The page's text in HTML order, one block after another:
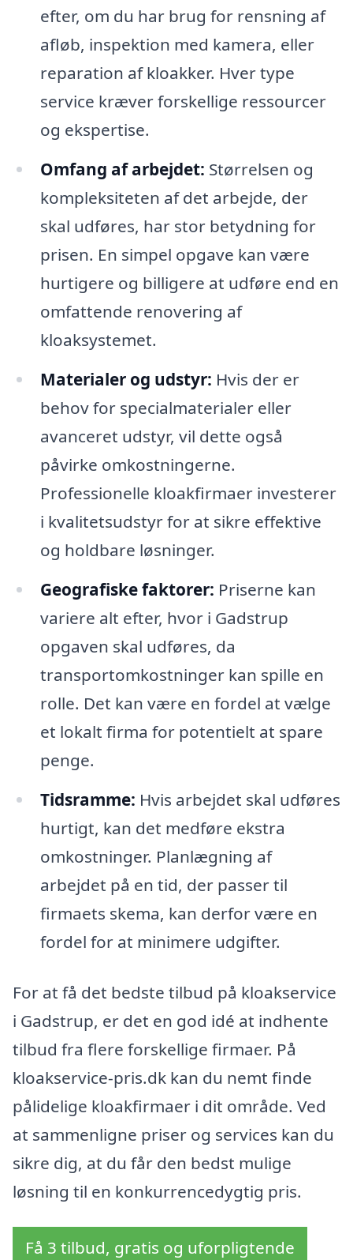
efter, om du har brug for rensning af
afløb, inspektion med kamera, eller
reparation af kloakker. Hver type
service kræver forskellige ressourcer
og ekspertise.
Omfang af arbejdet: Størrelsen og
kompleksiteten af det arbejde, der
skal udføres, har stor betydning for
prisen. En simpel opgave kan være
hurtigere og billigere at udføre end en
omfattende renovering af
kloaksystemet.
Materialer og udstyr: Hvis der er
behov for specialmaterialer eller
avanceret udstyr, vil dette også
påvirke omkostningerne.
Professionelle kloakfirmaer investerer
i kvalitetsudstyr for at sikre effektive
og holdbare løsninger.
Geografiske faktorer: Priserne kan
variere alt efter, hvor i Gadstrup
opgaven skal udføres, da
transportomkostninger kan spille en
rolle. Det kan være en fordel at vælge
et lokalt firma for potentielt at spare
penge.
Tidsramme: Hvis arbejdet skal udføres
hurtigt, kan det medføre ekstra
omkostninger. Planlægning af
arbejdet på en tid, der passer til
firmaets skema, kan derfor være en
fordel for at minimere udgifter.
For at få det bedste tilbud på kloakservice
i Gadstrup, er det en god idé at indhente
tilbud fra flere forskellige firmaer. På
kloakservice-pris.dk kan du nemt finde
pålidelige kloakfirmaer i dit område. Ved
at sammenligne priser og services kan du
sikre dig, at du får den bedst mulige
løsning til en konkurrencedygtig pris.
Få 3 tilbud, gratis og uforpligtende